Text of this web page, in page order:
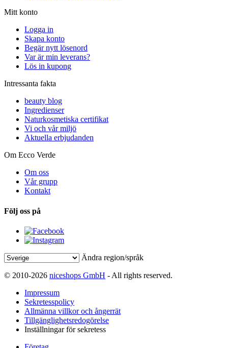
Mitt konto
Logga in
Skapa konto
Begär nytt lösenord
Var är min leverans?
Lös in kupong
Intressanta fakta
beauty blog
Ingredienser
Naturkosmetiska certifikat
Vi och vår miljö
Aktuella erbjudanden
Om Ecco Verde
Om oss
Vår grupp
Kontakt
Följ oss på
Ändra region/språk
© 2010-2026 niceshops GmbH - All rights reserved.
Impressum
Sekretesspolicy
Allmänna villkor och ångerrät
Tillgänglighetsredogörelse
Inställningar för sekretess